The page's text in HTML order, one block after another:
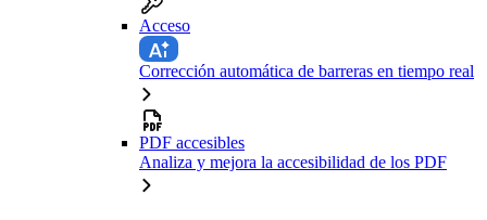
Acceso
Corrección automática de barreras en tiempo real
PDF accesibles
Analiza y mejora la accesibilidad de los PDF